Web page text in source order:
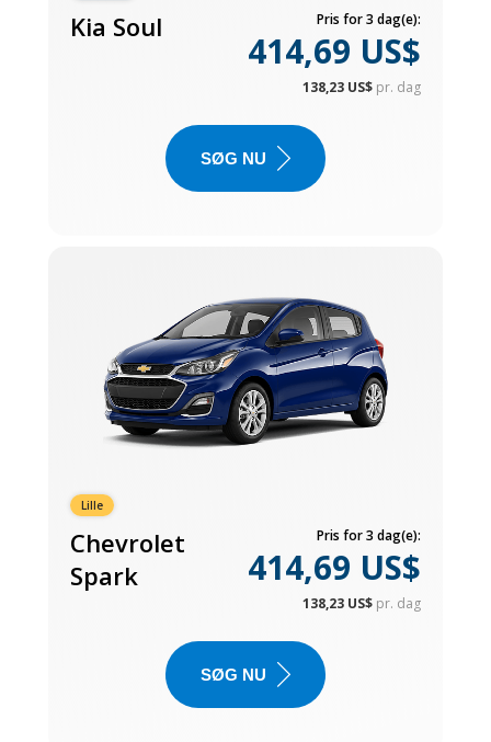
Kia Soul Pris for 3 dag(e):
414,69 US$
138,23 US$ pr. dag
SØG NU
Lille
Chevrolet
Spark
Pris for 3 dag(e):
414,69 US$
138,23 US$ pr. dag
SØG NU